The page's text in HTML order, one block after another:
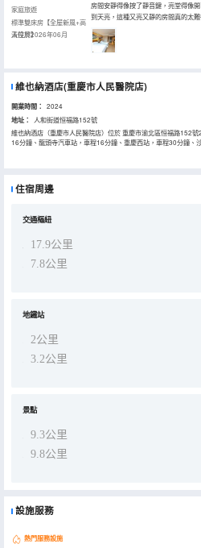
家庭旅遊
標準雙床房【全屋新風+高
清投屏】
入住於2026年06月
房間安靜得像按了靜音鍵，亮堂得像
到天亮，這種又亮又靜的房間真的太
維也納酒店(重慶市人民醫院店)
開業時間： 2024
地址：
人和街道恒福路152號
維也納酒店（重慶市人民醫院店）位於 重慶市渝北區恒福路152
16分鐘、龍頭寺汽車站，車程16分鐘、重慶西站，車程30分鐘、
程25分鐘、T3機場，車程25分鐘、悅來博覽中心，車程20分鐘
心、體育館、音樂廳、渝北照母山森林公園等休閒、娛樂、戶外
園：佔地4300畝，是您跑步，休閒，鍛鍊的場所。
住宿周邊
交通樞紐
17.9公里
7.8公里
地鐵站
2公里
3.2公里
景點
9.3公里
9.8公里
設施服務
熱門服務設施